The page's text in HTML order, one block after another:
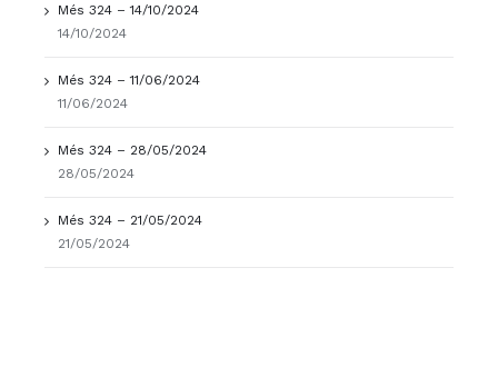
Més 324 – 14/10/2024
14/10/2024
Més 324 – 11/06/2024
11/06/2024
Més 324 – 28/05/2024
28/05/2024
Més 324 – 21/05/2024
21/05/2024